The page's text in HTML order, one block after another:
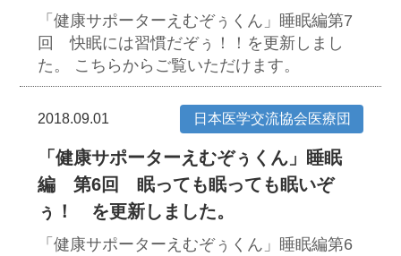
「健康サポーターえむぞぅくん」睡眠編第7
回 快眠には習慣だぞぅ！！を更新しまし
た。
こちらからご覧いただけます。
2018.09.01 日本医学交流協会医療団
「健康サポーターえむぞぅくん」睡眠
編 第6回 眠っても眠っても眠いぞ
ぅ！ を更新しました。
「健康サポーターえむぞぅくん」睡眠編第6